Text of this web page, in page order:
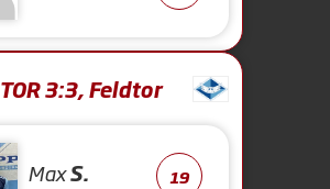
TOR 3:3, Feldtor
MaxS. 19